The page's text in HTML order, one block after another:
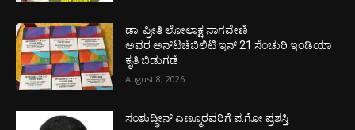
ಡಾ. ಪ್ರೀತಿ ಲೋಲಾಕ್ಷ ನಾಗವೇಣಿ
ಅವರ ಅನ್‌ಟಚೆಬಿಲಿಟಿ ಇನ್ 21 ಸೆಂಚುರಿ ಇಂಡಿಯಾ
ಕೃತಿ ಬಿಡುಗಡೆ
August 8, 2026
ಸಂಶುದ್ಧೀನ್ ಎಣ್ಮೂರವರಿಗೆ ಪ.ಗೋ ಪ್ರಶಸ್ತಿ